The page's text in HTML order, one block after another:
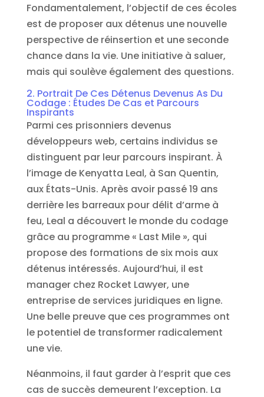
Fondamentalement, l’objectif de ces écoles
est de proposer aux détenus une nouvelle
perspective de réinsertion et une seconde
chance dans la vie. Une initiative à saluer,
mais qui soulève également des questions.
2. Portrait De Ces Détenus Devenus As Du
Codage : Études De Cas et Parcours
Inspirants
Parmi ces prisonniers devenus
développeurs web, certains individus se
distinguent par leur parcours inspirant. À
l’image de Kenyatta Leal, à San Quentin,
aux États-Unis. Après avoir passé 19 ans
derrière les barreaux pour délit d’arme à
feu, Leal a découvert le monde du codage
grâce au programme « Last Mile », qui
propose des formations de six mois aux
détenus intéressés. Aujourd’hui, il est
manager chez Rocket Lawyer, une
entreprise de services juridiques en ligne.
Une belle preuve que ces programmes ont
le potentiel de transformer radicalement
une vie.
Néanmoins, il faut garder à l’esprit que ces
cas de succès demeurent l’exception. La